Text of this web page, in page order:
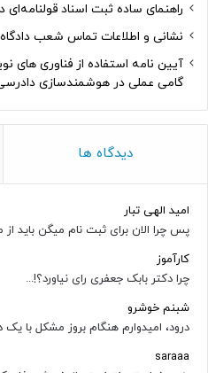
راهنمای ساده ثبت اسناد
نشانی و اطلاعات تماس شعب
آیین نامه استفاده از فناوری
گامی عملی در هوشمندسازی
دیدگاه ها
امید الهی تبار
پس چرا الان برای ثبت نام میگن باید از
کارآموز
چرا دکتر بابک جعفری رای نیاورد؟!...
شبنم خوشرو
درود، امیدوارم هنگام بروز مشکل با
saraaa